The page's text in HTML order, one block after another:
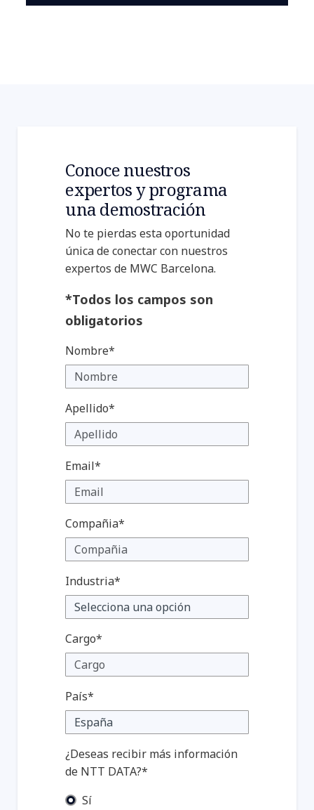
Conoce nuestros
expertos y programa
una demostración
No te pierdas esta oportunidad
única de conectar con nuestros
expertos de MWC Barcelona.
*Todos los campos son
obligatorios
Nombre*
Apellido*
Email*
Compañia*
Industria*
Cargo*
País*
¿Deseas recibir más información
de NTT DATA?*
Sí